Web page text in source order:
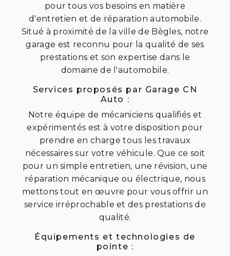
pour tous vos besoins en matière
d'entretien et de réparation automobile.
Situé à proximité de la ville de Bègles, notre
garage est reconnu pour la qualité de ses
prestations et son expertise dans le
domaine de l'automobile.
Services proposés par Garage CN
Auto :
Notre équipe de mécaniciens qualifiés et
expérimentés est à votre disposition pour
prendre en charge tous les travaux
nécessaires sur votre véhicule. Que ce soit
pour un simple entretien, une révision, une
réparation mécanique ou électrique, nous
mettons tout en œuvre pour vous offrir un
service irréprochable et des prestations de
qualité.
Équipements et technologies de
pointe :